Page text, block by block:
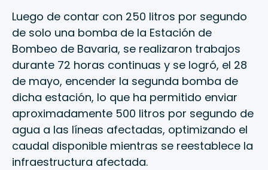
Luego de contar con 250 litros por segundo
de solo una bomba de la Estación de
Bombeo de Bavaria, se realizaron trabajos
durante 72 horas continuas y se logró, el 28
de mayo, encender la segunda bomba de
dicha estación, lo que ha permitido enviar
aproximadamente 500 litros por segundo de
agua a las líneas afectadas, optimizando el
caudal disponible mientras se reestablece la
infraestructura afectada.